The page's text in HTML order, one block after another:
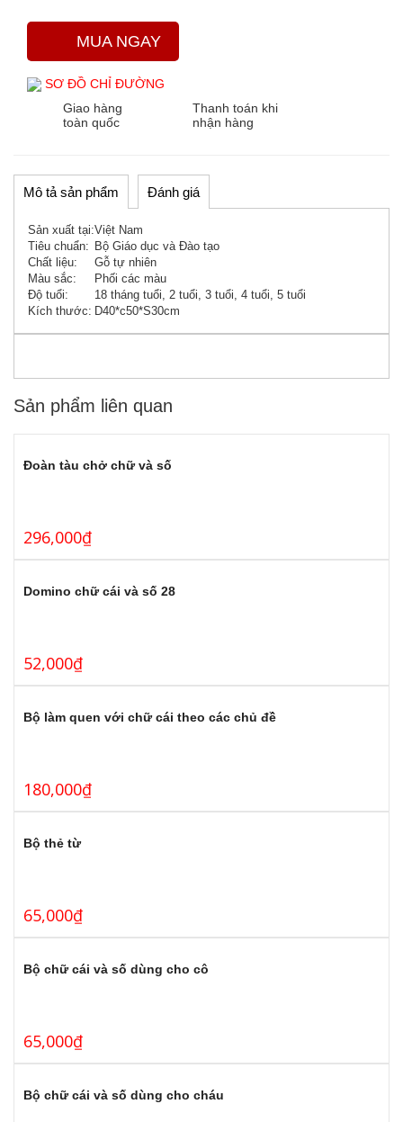
MUA NGAY
SƠ ĐỒ CHỈ ĐƯỜNG
Giao hàng
toàn quốc
Thanh toán khi
nhận hàng
Mô tả sản phẩm Đánh giá
Sản xuất tại:Việt Nam
Tiêu chuẩn: Bộ Giáo dục và Đào tạo
Chất liệu:
Gỗ tự nhiên
Màu sắc:
Phối các màu
Độ tuổi:
18 tháng tuổi, 2 tuổi, 3 tuổi, 4 tuổi, 5 tuổi
Kích thước: D40*c50*S30cm
Sản phẩm liên quan
Đoàn tàu chở chữ và số
296,000₫
Domino chữ cái và số 28
52,000₫
Bộ làm quen với chữ cái theo các chủ đề
180,000₫
Bộ thẻ từ
65,000₫
Bộ chữ cái và số dùng cho cô
65,000₫
Bộ chữ cái và số dùng cho cháu